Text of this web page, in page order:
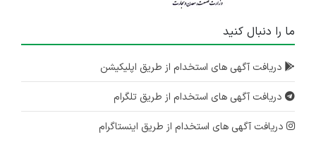
ما را دنبال کنید
دریافت آگهی های استخدام از طریق اپلیکیشن
دریافت آگهی های استخدام از طریق تلگرام
دریافت آگهی های استخدام از طریق اینستاگرام